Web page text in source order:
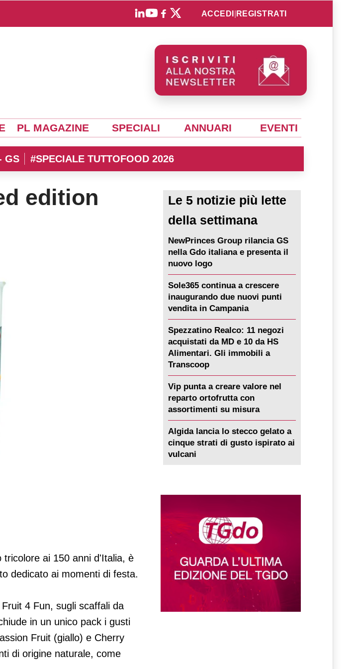
ACCEDI REGISTRATI
PL MAGAZINE SPECIALI ANNUARI EVENTI
GS #SPECIALE TUTTOFOOD 2026
edition
tricolore ai 150 anni d'Italia, è
dedicato ai momenti di festa.
4 Fun, sugli scaffali da
in un unico pack i gusti
Fruit (giallo) e Cherry
di origine naturale, come
Le 5 notizie più lette
della settimana
NewPrinces Group rilancia GS
nella Gdo italiana e presenta il
nuovo logo
Sole365 continua a crescere
inaugurando due nuovi punti
vendita in Campania
Spezzatino Realco: 11 negozi
acquistati da MD e 10 da HS
Alimentari. Gli immobili a
Transcoop
Vip punta a creare valore nel
reparto ortofrutta con
assortimenti su misura
Algida lancia lo stecco gelato a
cinque strati di gusto ispirato ai
vulcani